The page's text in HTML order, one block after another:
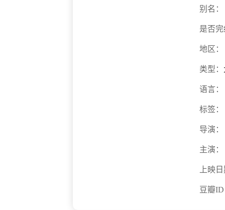
别名：
是否
地区：
类型：
语言：
标签：
导演：
主演：
上映
豆瓣